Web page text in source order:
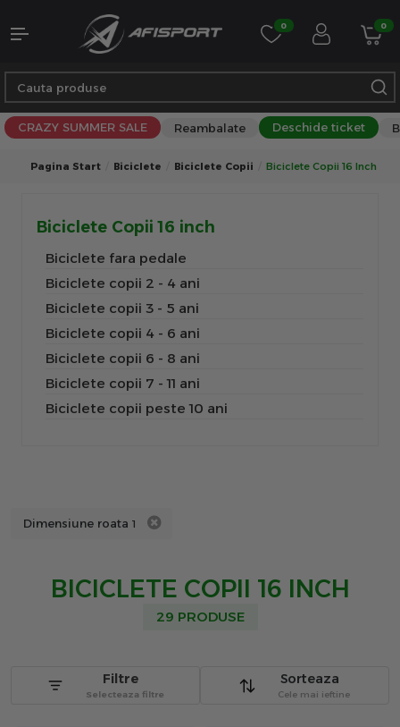
0 0
CRAZY SUMMER SALE Reambalate Deschide ticket
Pagina Start Biciclete Biciclete Copii Biciclete Copii 16 Inch
Biciclete Copii 16 inch
Biciclete fara pedale
Biciclete copii 2 - 4 ani
Biciclete copii 3 - 5 ani
Biciclete copii 4 - 6 ani
Biciclete copii 6 - 8 ani
Biciclete copii 7 - 11 ani
Biciclete copii peste 10 ani
Dimensiune roata 1
BICICLETE COPII 16 INCH
29 PRODUSE
Sorteaza
Cele mai ieftine
Filtre
Selecteaza filtre